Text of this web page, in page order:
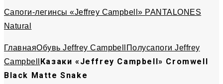
Сапоги-легинсы «Jeffrey Campbell» PANTALONES
Natural
ГлавнаяОбувь Jeffrey Campbell
Полусапоги Jeffrey
Campbell
Казаки «Jeffrey Campbell» Cromwell
Black Matte Snake